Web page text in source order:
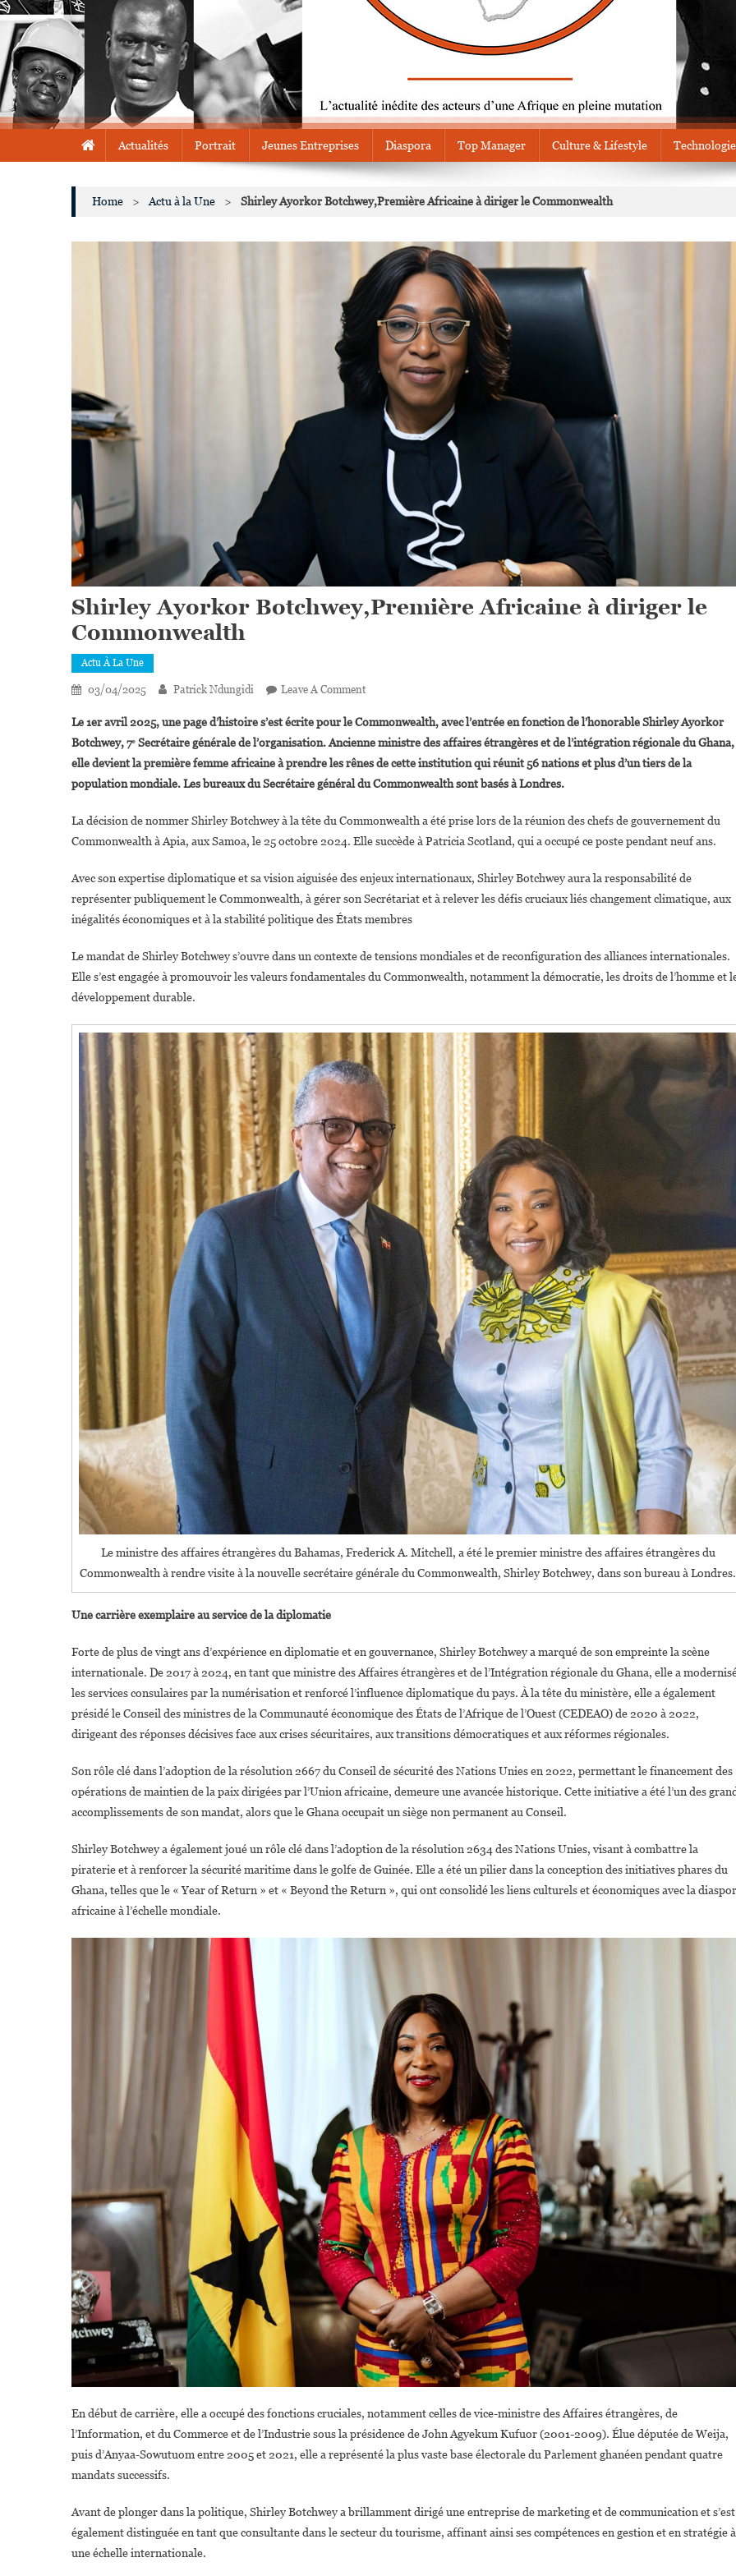
Actualités Portrait Jeunes Entreprises Diaspora Top Manager Culture & Lifestyle
Home > Actu à la Une > Shirley Ayorkor Botchwey,Première Africaine à diriger le Commonwealth
Shirley Ayorkor Botchwey,Première Africaine à diriger le
Commonwealth
Actu À La Une
03/04/2025 Patrick Ndungidi Leave A CommentOn
Ayorkor
Botchwey,Première
Africaine
À
Le
Commonwealth
Le 1er avril 2025, une page d’histoire s’est écrite pour le Commonwealth, avec l’entrée en fonction de l’honorable Shirley Ayorkor
Botchwey, 7ᵉSecrétaire générale de l’organisation. Ancienne ministre des affaires étrangères et de l’intégration régionale du Ghana,
elle devient la première femme africaine à prendre les rênes de cette institution qui réunit 56 nations et plus d’un tiers de la
population mondiale. Les bureaux du Secrétaire général du Commonwealth sont basés à Londres.
La décision de nommer Shirley Botchwey à la tête du Commonwealth a été prise lors de la réunion des chefs de gouvernement du
Commonwealth à Apia, aux Samoa, le 25 octobre 2024. Elle succède à Patricia Scotland, qui a occupé ce poste pendant neuf ans.
Avec son expertise diplomatique et sa vision aiguisée des enjeux internationaux, Shirley Botchwey aura la responsabilité de
représenter publiquement le Commonwealth, à gérer son Secrétariat et à relever les défis cruciaux liés changement climatique, aux
inégalités économiques et à la stabilité politique des États membres
Le mandat de Shirley Botchwey s’ouvre dans un contexte de tensions mondiales et de reconfiguration des alliances internationales.
Elle s’est engagée à promouvoir les valeurs fondamentales du Commonwealth, notamment la démocratie, les droits de l’homme et
développement durable.
Le ministre des affaires étrangères du Bahamas, Frederick A. Mitchell, a été le premier ministre des affaires étrangères du
Commonwealth à rendre visite à la nouvelle secrétaire générale du Commonwealth, Shirley Botchwey, dans son bureau à Londres.
Une carrière exemplaire au service de la diplomatie
Forte de plus de vingt ans d’expérience en diplomatie et en gouvernance, Shirley Botchwey a marqué de son empreinte la scène
internationale. De 2017 à 2024, en tant que ministre des Affaires étrangères et de l’Intégration régionale du Ghana, elle a
les services consulaires par la numérisation et renforcé l’influence diplomatique du pays. À la tête du ministère, elle a également
présidé le Conseil des ministres de la Communauté économique des États de l’Afrique de l’Ouest (CEDEAO) de 2020 à 2022,
dirigeant des réponses décisives face aux crises sécuritaires, aux transitions démocratiques et aux réformes régionales.
Son rôle clé dans l’adoption de la résolution 2667 du Conseil de sécurité des Nations Unies en 2022, permettant le financement des
opérations de maintien de la paix dirigées par l’Union africaine, demeure une avancée historique. Cette initiative a été l’un des
accomplissements de son mandat, alors que le Ghana occupait un siège non permanent au Conseil.
Shirley Botchwey a également joué un rôle clé dans l’adoption de la résolution 2634 des Nations Unies, visant à combattre la
piraterie et à renforcer la sécurité maritime dans le golfe de Guinée. Elle a été un pilier dans la conception des initiatives phares du
Ghana, telles que le « Year of Return » et « Beyond the Return », qui ont consolidé les liens culturels et économiques avec la
africaine à l’échelle mondiale.
En début de carrière, elle a occupé des fonctions cruciales, notamment celles de vice-ministre des Affaires étrangères, de
l’Information, et du Commerce et de l’Industrie sous la présidence de John Agyekum Kufuor (2001-2009). Élue députée de Weija,
puis d’Anyaa-Sowutuom entre 2005 et 2021, elle a représenté la plus vaste base électorale du Parlement ghanéen pendant quatre
mandats successifs.
Avant de plonger dans la politique, Shirley Botchwey a brillamment dirigé une entreprise de marketing et de communication et s’est
également distinguée en tant que consultante dans le secteur du tourisme, affinant ainsi ses compétences en gestion et en stratégie à
une échelle internationale.